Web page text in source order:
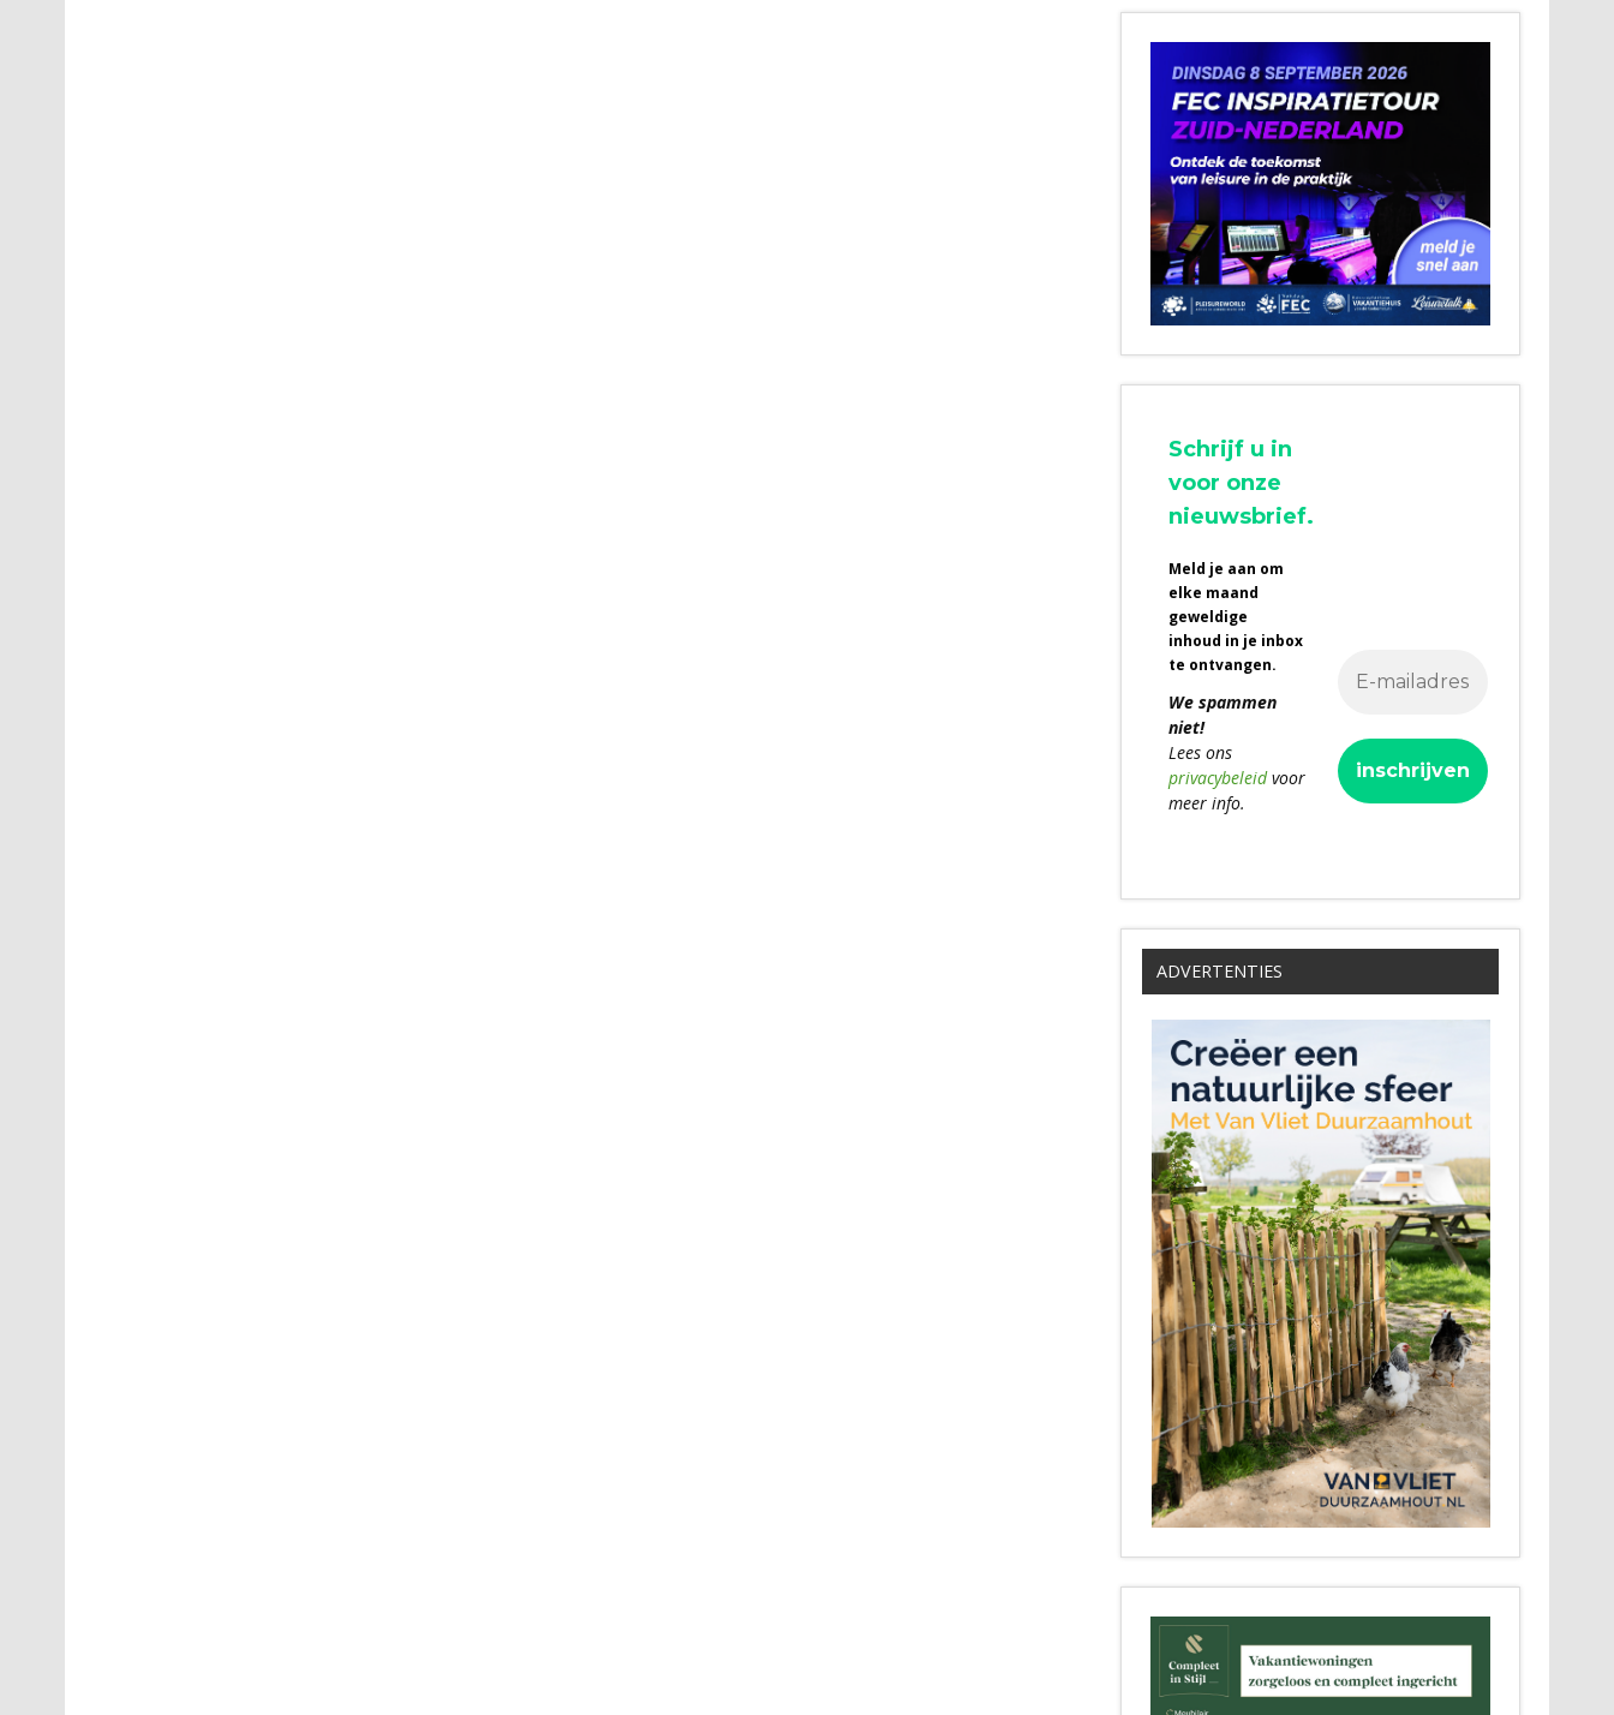
Schrijf u in
voor onze
nieuwsbrief.
Meld je aan om
elke maand
geweldige
inhoud in je inbox
te ontvangen.
We spammen
niet!
Lees ons
privacybeleidvoor
meer info.
ADVERTENTIES